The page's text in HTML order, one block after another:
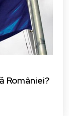
României?